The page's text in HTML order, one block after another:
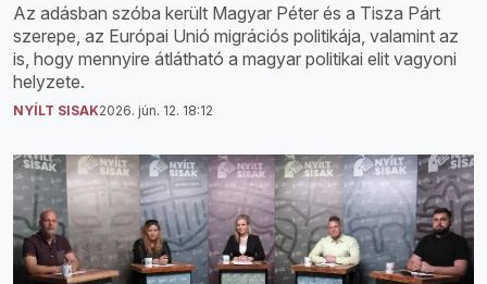
Az adásban szóba került Magyar Péter és a Tisza Párt
szerepe, az Európai Unió migrációs politikája, valamint az
is, hogy mennyire átlátható a magyar politikai elit vagyoni
helyzete.
NYÍLT SISAK2026. jún. 12. 18:12